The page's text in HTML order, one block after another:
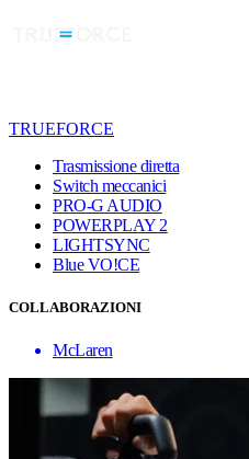
TRUEFORCE
Trasmissione diretta
Switch meccanici
PRO-G AUDIO
POWERPLAY 2
LIGHTSYNC
Blue VO!CE
COLLABORAZIONI
McLaren